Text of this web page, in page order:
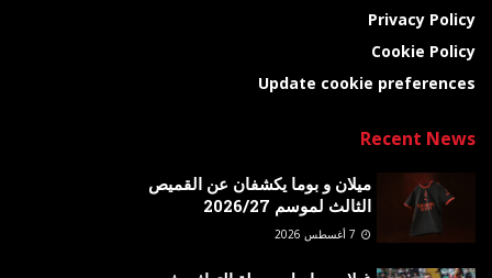
Privacy Policy
Cookie Policy
Update cookie preferences
Recent News
ميلان و بوما يكشفان عن القميص
الثالث لموسم 2026/27